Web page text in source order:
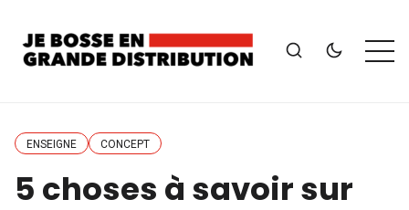
ENSEIGNE CONCEPT
5 choses à savoir sur